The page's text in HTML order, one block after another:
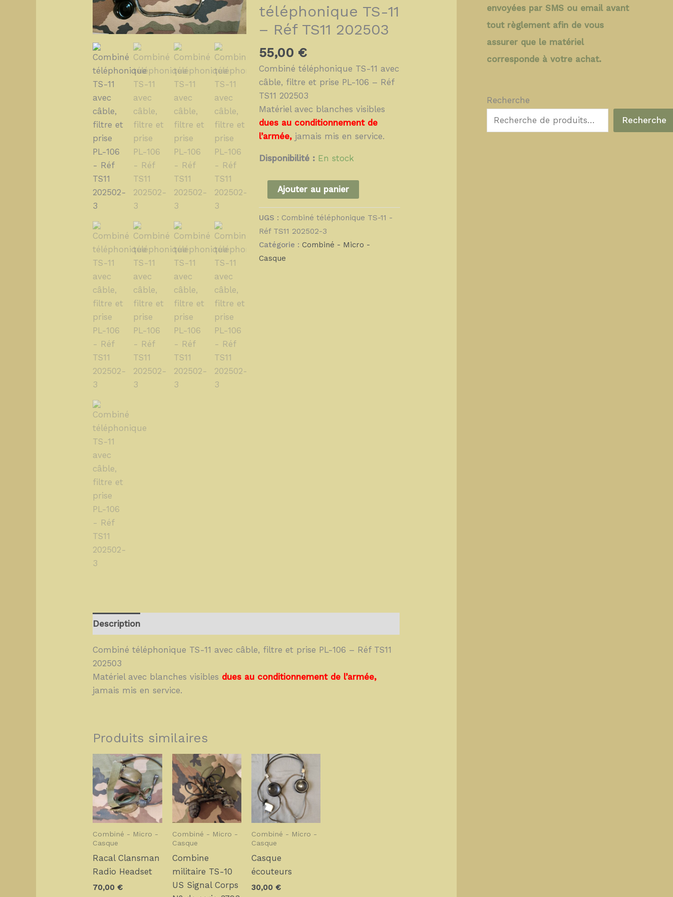
téléphonique TS-11
– Réf TS11 202503
55,00 €
Combiné téléphonique TS-11 avec
câble, filtre et prise PL-106 – Réf
TS11 202503
Matériel avec blanches visibles
dues au conditionnement de
l’armée,jamais mis en service.
Disponibilité : En stock
-
Réf
TS11
202503
Ajouter au panier
UGS : Combiné téléphonique TS-11 -
Réf TS11 202502-3
Catégorie : Combiné - Micro -
Casque
Description
Combiné téléphonique TS-11 avec câble, filtre et prise PL-106 – Réf TS11
202503
Matériel avec blanches visibles dues au conditionnement de l’armée,
jamais mis en service.
Produits similaires
Combiné - Micro -
Casque
Racal Clansman
Radio Headset
70,00€
Combiné - Micro -
Casque
Combine
militaire TS-10
US Signal Corps
Combiné - Micro -
Casque
Casque
écouteurs
30,00 €
envoyées par SMS ou email avant
tout règlement afin de vous
assurer que le matériel
corresponde à votre achat.
Recherche
Recherche